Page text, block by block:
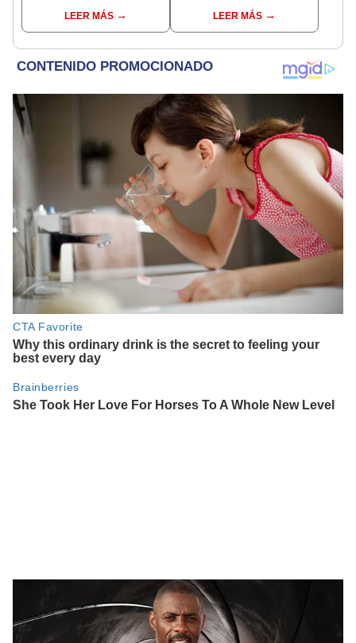
TrujilloLEER MÁS LEER MÁS